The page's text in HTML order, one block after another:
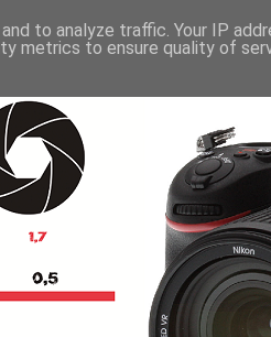
to analyze traffic. Your IP
metrics to ensure quality of